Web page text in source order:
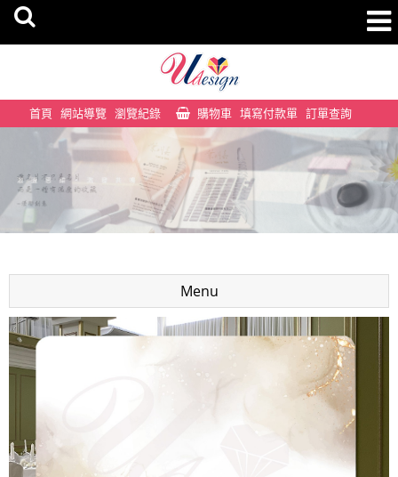
首頁 網站導覽 瀏覽紀錄 購物車 填寫付款單 訂單查詢
Menu